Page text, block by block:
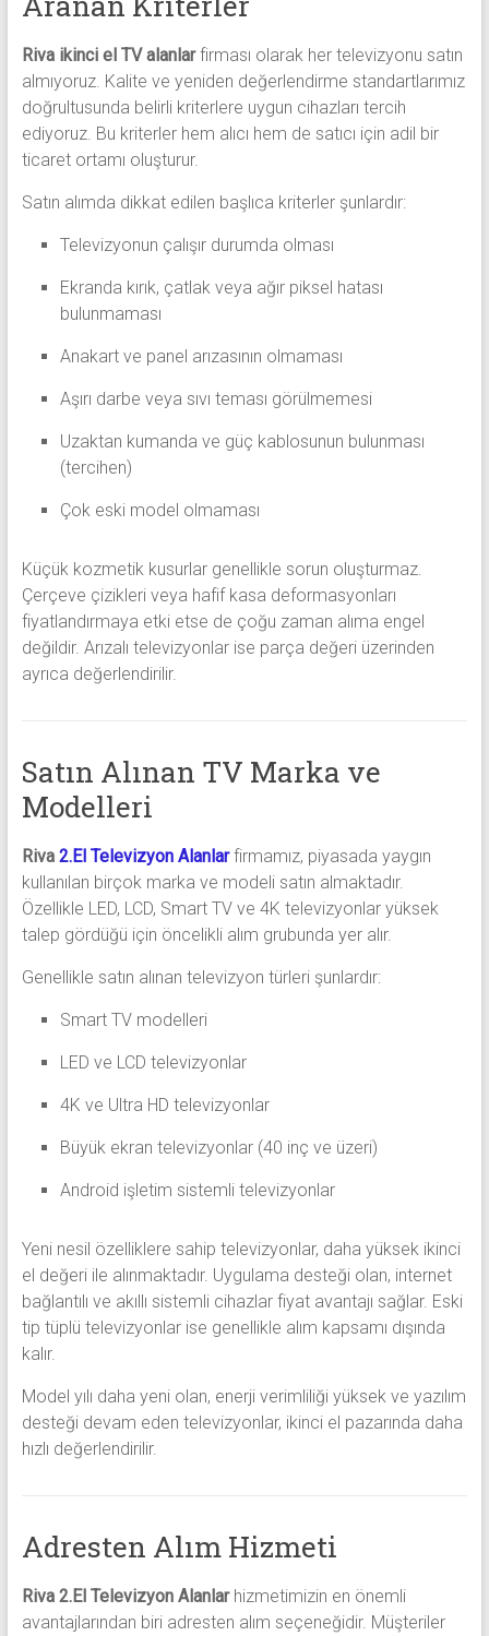
Riva ikinci el TV alanlarfirması olarak her televizyonu satın
almıyoruz. Kalite ve yeniden değerlendirme standartlarımız
doğrultusunda belirli kriterlere uygun cihazları tercih
ediyoruz. Bu kriterler hem alıcı hem de satıcı için adil bir
ticaret ortamı oluşturur.
Satın alımda dikkat edilen başlıca kriterler şunlardır:
Televizyonun çalışır durumda olması
Ekranda kırık, çatlak veya ağır piksel hatası
bulunmaması
Anakart ve panel arızasının olmaması
Aşırı darbe veya sıvı teması görülmemesi
Uzaktan kumanda ve güç kablosunun bulunması
(tercihen)
Çok eski model olmaması
Küçük kozmetik kusurlar genellikle sorun oluşturmaz.
Çerçeve çizikleri veya hafif kasa deformasyonları
fiyatlandırmaya etki etse de çoğu zaman alıma engel
değildir. Arızalı televizyonlar ise parça değeri üzerinden
ayrıca değerlendirilir.
Satın Alınan TV Marka ve
Modelleri
Riva 2.El Televizyon Alanlarfirmamız, piyasada yaygın
kullanılan birçok marka ve modeli satın almaktadır.
Özellikle LED, LCD, Smart TV ve 4K televizyonlar yüksek
talep gördüğü için öncelikli alım grubunda yer alır.
Genellikle satın alınan televizyon türleri şunlardır:
Smart TV modelleri
LED ve LCD televizyonlar
4K ve Ultra HD televizyonlar
Büyük ekran televizyonlar (40 inç ve üzeri)
Android işletim sistemli televizyonlar
Yeni nesil özelliklere sahip televizyonlar, daha yüksek ikinci
el değeri ile alınmaktadır. Uygulama desteği olan, internet
bağlantılı ve akıllı sistemli cihazlar fiyat avantajı sağlar. Eski
tip tüplü televizyonlar ise genellikle alım kapsamı dışında
kalır.
Model yılı daha yeni olan, enerji verimliliği yüksek ve yazılım
desteği devam eden televizyonlar, ikinci el pazarında daha
hızlı değerlendirilir.
Adresten Alım Hizmeti
Riva 2.El Televizyon Alanlarhizmetimizin en önemli
avantajlarından biri adresten alım seçeneğidir. Müşteriler